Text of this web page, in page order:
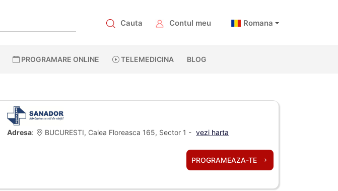
Cauta Contul meu Romana
PROGRAMARE ONLINE TELEMEDICINA BLOG
Adresa: BUCURESTI, Calea Floreasca 165, Sector 1 - vezi harta
PROGRAMEAZA-TE